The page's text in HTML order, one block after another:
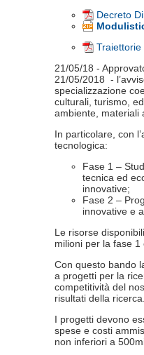
Decreto
Traiettorie
21/05/18 -
21/05/2018 -
specializzazione
culturali, turismo,
ambiente, materiali
In particolare, con
tecnologica:
Fase 1 –
tecnica ed
innovative;
Fase 2 –
innovative e
Le risorse
milioni per la fase
Con questo bando
a progetti per la
competitività del
risultati della
I progetti devono
spese e costi
non inferiori a